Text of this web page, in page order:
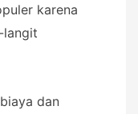
karena
langit
dan